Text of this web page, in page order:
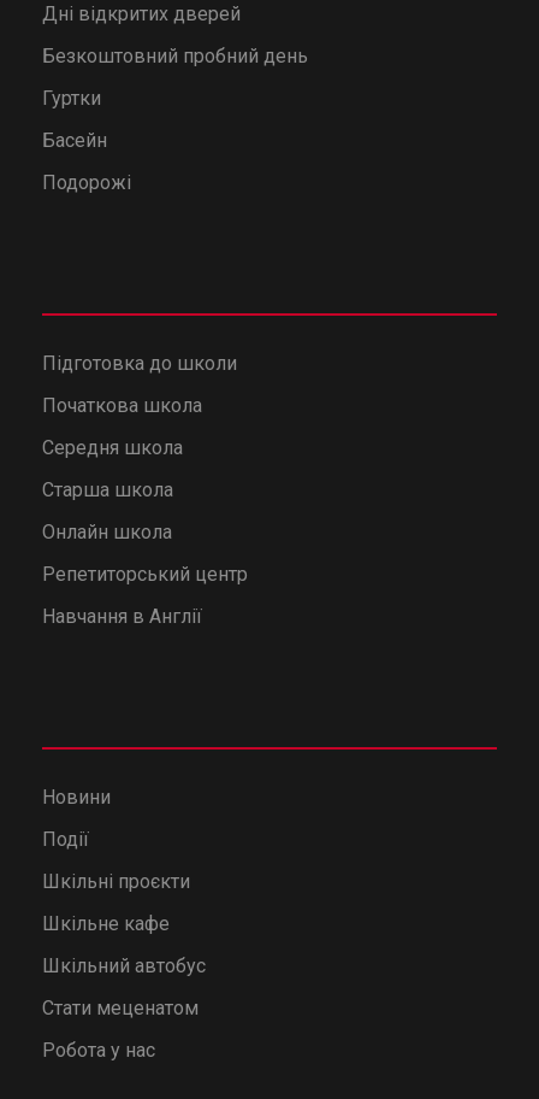
Дні відкритих дверей
Безкоштовний пробний день
Гуртки
Басейн
Подорожі
Підготовка до школи
Початкова школа
Середня школа
Старша школа
Онлайн школа
Репетиторський центр
Навчання в Англії
Новини
Події
Шкільні проєкти
Шкільне кафе
Шкільний автобус
Стати меценатом
Робота у нас